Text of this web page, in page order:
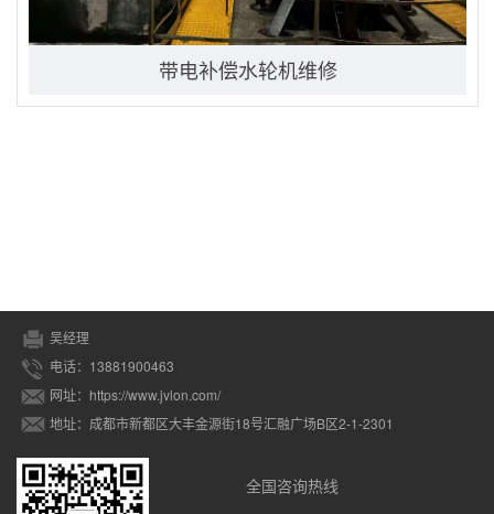
带电补偿水轮机维修
吴经理
电话：13881900463
网址：https://www.jvlon.com/
地址：成都市新都区大丰金源街18号汇融广场B区2-1-2301
全国咨询热线